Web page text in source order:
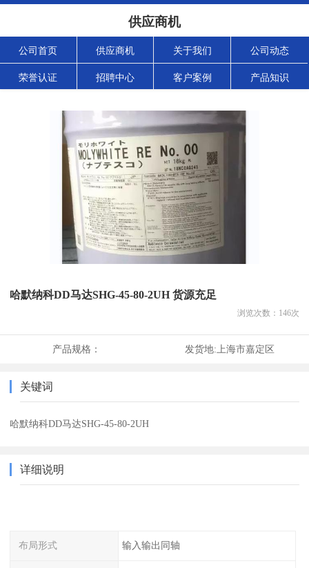
供应商机
公司首页 供应商机 关于我们 公司动态
荣誉认证 招聘中心 客户案例 产品知识
哈默纳科DD马达SHG-45-80-2UH 货源充足
浏览次数： 146次
产品规格： 发货地: 上海市嘉定区
关键词
哈默纳科DD马达SHG-45-80-2UH
详细说明
布局形式 输入输出同轴